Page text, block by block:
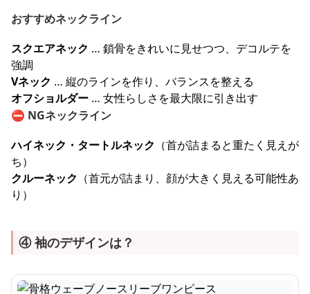
おすすめネックライン
スクエアネック … 鎖骨をきれいに見せつつ、デコルテを
強調
Vネック … 縦のラインを作り、バランスを整える
オフショルダー … 女性らしさを最大限に引き出す
⛔ NGネックライン
ハイネック・タートルネック （首が詰まると重たく見えが
ち）
クルーネック （首元が詰まり、顔が大きく見える可能性あ
り）
④ 袖のデザインは？